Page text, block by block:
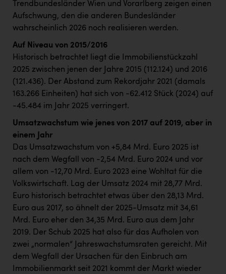
Trendbundesländer Wien und Vorarlberg zeigen einen
Aufschwung, den die anderen Bundesländer
wahrscheinlich 2026 noch realisieren werden.
Auf Niveau von 2015/2016
Historisch betrachtet liegt die Immobilienstückzahl
2025 zwischen jenen der Jahre 2015 (112.124) und 2016
(121.436). Der Abstand zum Rekordjahr 2021 (damals
163.266 Einheiten) hat sich von -62.412 Stück (2024) auf
-45.484 im Jahr 2025 verringert.
Umsatzwachstum wie jenes von 2017 auf 2019, aber in
einem Jahr
Das Umsatzwachstum von +5,84 Mrd. Euro 2025 ist
nach dem Wegfall von -2,54 Mrd. Euro 2024 und vor
allem von -12,70 Mrd. Euro 2023 eine Wohltat für die
Volkswirtschaft. Lag der Umsatz 2024 mit 28,77 Mrd.
Euro historisch betrachtet etwas über den 28,13 Mrd.
Euro aus 2017, so ähnelt der 2025-Umsatz mit 34,61
Mrd. Euro eher den 34,35 Mrd. Euro aus dem Jahr
2019. Der Schub 2025 hat also für das Aufholen von
zwei „normalen“ Jahreswachstumsraten gereicht. Mit
dem Wegfall der Ursachen für den Einbruch am
Immobilienmarkt seit 2021 kommt der Markt wieder